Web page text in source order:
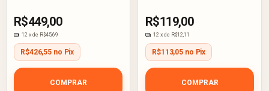
R$449,00
12 x de R$45,69
R$426,55 no Pix
COMPRAR
R$119,00
12 x de R$12,11
R$113,05 no Pix
COMPRAR